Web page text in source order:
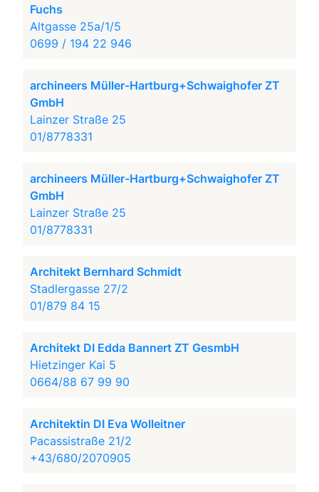
Fuchs
Altgasse 25a/1/5
0699 / 194 22 946
archineers Müller-Hartburg+Schwaighofer ZT
GmbH
Lainzer Straße 25
01/8778331
archineers Müller-Hartburg+Schwaighofer ZT
GmbH
Lainzer Straße 25
01/8778331
Architekt Bernhard Schmidt
Stadlergasse 27/2
01/879 84 15
Architekt DI Edda Bannert ZT GesmbH
Hietzinger Kai 5
0664/88 67 99 90
Architektin DI Eva Wolleitner
Pacassistraße 21/2
+43/680/2070905